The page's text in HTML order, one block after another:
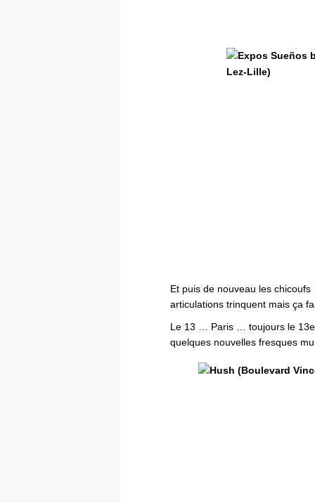
Et puis de nouveau les
articulations trinquent mais ça
Le 13 … Paris … toujours le
quelques nouvelles fresques